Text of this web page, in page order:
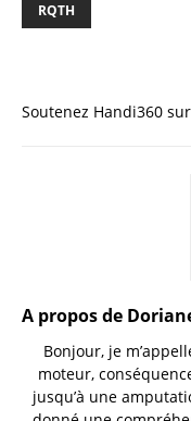
RQTH
Soutenez Handi360
A propos de
Bonjour, je
moteur,
jusqu’à une